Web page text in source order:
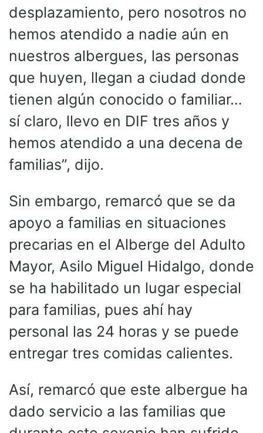
desplazamiento, pero nosotros no
hemos atendido a nadie aún en
nuestros albergues, las personas
que huyen, llegan a ciudad donde
tienen algún conocido o familiar…
sí claro, llevo en DIF tres años y
hemos atendido a una decena de
familias”, dijo.
Sin embargo, remarcó que se da
apoyo a familias en situaciones
precarias en el Alberge del Adulto
Mayor, Asilo Miguel Hidalgo, donde
se ha habilitado un lugar especial
para familias, pues ahí hay
personal las 24 horas y se puede
entregar tres comidas calientes.
Así, remarcó que este albergue ha
dado servicio a las familias que